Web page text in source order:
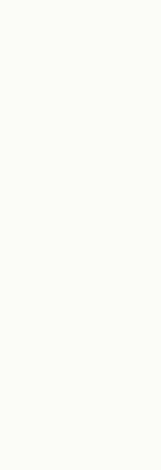
property. First
single beds)
Hairdryer.
coffeemaker,
leading to
Upstairs 3
shower room
rental.
accredited by
Accomodation
suppl 20?/
Eduction
the gîte.
Accueil Vélo
on the Saint-
Electric vehicle
Mer train
Interessiert
deren